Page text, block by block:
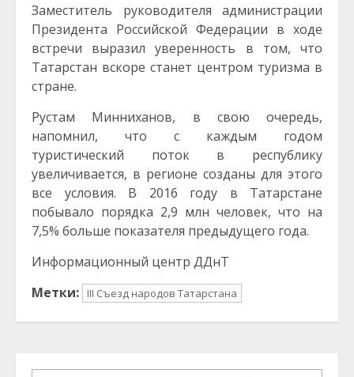
Заместитель руководителя администрации
Президента Российской Федерации в ходе
встречи выразил уверенность в том, что
Татарстан вскоре станет центром туризма в
стране.
Рустам Минниханов, в свою очередь,
напомнил, что с каждым годом
туристический поток в республику
увеличивается, в регионе созданы для этого
все условия. В 2016 году в Татарстане
побывало порядка 2,9 млн человек, что на
7,5% больше показателя предыдущего года.
Информационный центр ДДнТ
Метки:
III Съезд народов Татарстана